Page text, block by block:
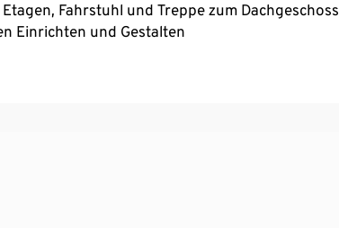
Fahrstuhl und Treppe zum Dachgeschoss
Einrichten und Gestalten
Kuscheltiere oder Spielzeug genutzt werden